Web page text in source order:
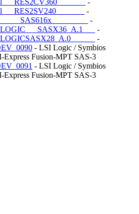
-
-
-
-
- LSI Logic / Symbios
Express Fusion-MPT SAS-3
- LSI Logic / Symbios
Express Fusion-MPT SAS-3